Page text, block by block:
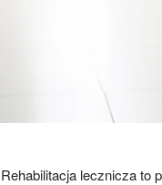
Rehabilitacja lecznicza to